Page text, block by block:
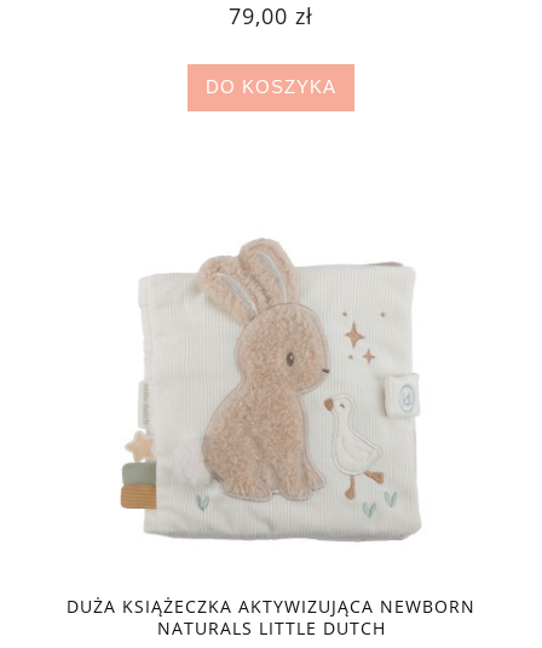
79,00 zł
DO KOSZYKA
DUŻA KSIĄŻECZKA AKTYWIZUJĄCA NEWBORN
NATURALS LITTLE DUTCH